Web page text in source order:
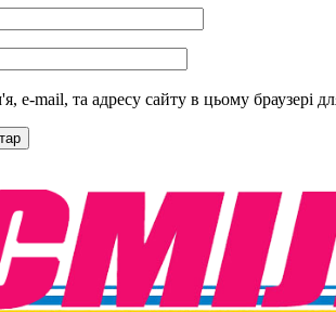
e-mail, та адресу сайту в цьому браузері